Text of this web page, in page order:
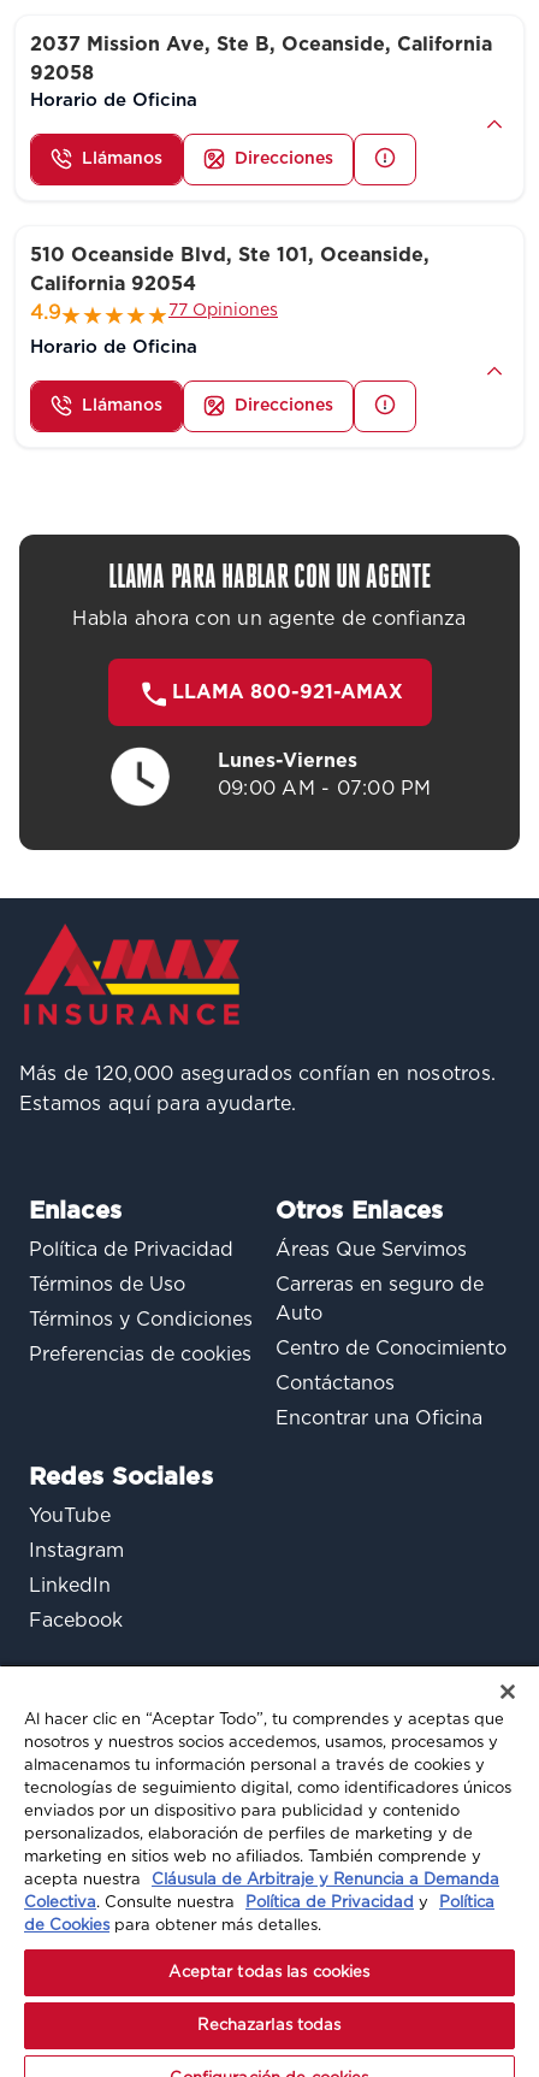
2037 Mission Ave, Ste B, Oceanside, California
92058
Horario de Oficina
Llámanos Direcciones
510 Oceanside Blvd, Ste 101, Oceanside,
California 92054
4.9
77 Opiniones
Horario de Oficina
Llámanos Direcciones
LLAMA PARA HABLAR CON UN AGENTE
Habla ahora con un agente de confianza
LLAMA 800-921-AMAX
Lunes-Viernes
09:00 AM - 07:00 PM
Más de 120,000 asegurados confían en nosotros.
Estamos aquí para ayudarte.
Enlaces
Política de Privacidad
Términos de Uso
Términos y Condiciones
Preferencias de cookies
Otros Enlaces
Áreas Que Servimos
Carreras en seguro de
Auto
Centro de Conocimiento
Contáctanos
Encontrar una Oficina
Redes Sociales
YouTube
Instagram
LinkedIn
Facebook
¿Aún tienes preguntas?
Chatea con nosotros
© 2026 A-MAX INSURANCE. TODOS LOS
DERECHOS RESERVADOS
Al hacer clic en “Aceptar Todo”, tu comprendes y aceptas que
nosotros y nuestros socios accedemos, usamos, procesamos y
almacenamos tu información personal a través de cookies y
tecnologías de seguimiento digital, como identificadores únicos
enviados por un dispositivo para publicidad y contenido
personalizados, elaboración de perfiles de marketing y de
marketing en sitios web no afiliados. También comprende y
acepta nuestra
Cláusula de Arbitraje y Renuncia a Demanda
Colectiva. Consulte nuestra Política de Privacidad y
Política
de Cookiespara obtener más detalles.
Aceptar todas las cookies
Rechazarlas todas